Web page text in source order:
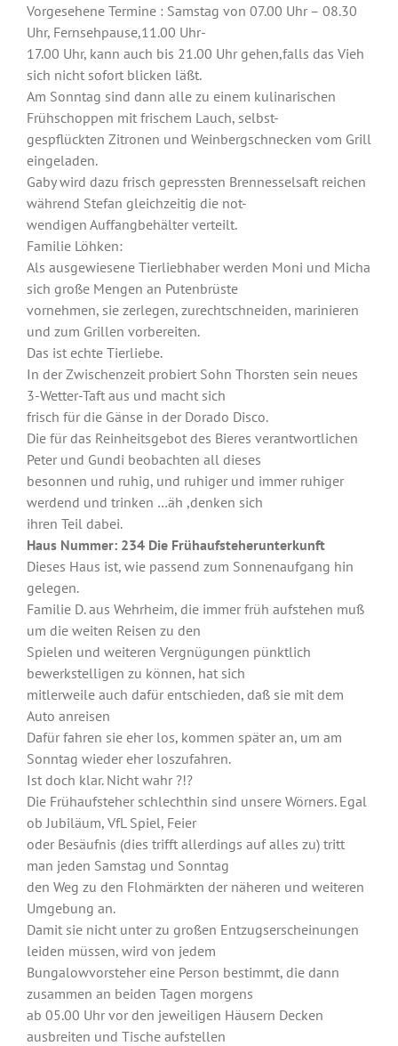
Vorgesehene Termine : Samstag von 07.00 Uhr – 08.30
Uhr, Fernsehpause,11.00 Uhr-
17.00 Uhr, kann auch bis 21.00 Uhr gehen,falls das Vieh
sich nicht sofort blicken läßt.
Am Sonntag sind dann alle zu einem kulinarischen
Frühschoppen mit frischem Lauch, selbst-
gespflückten Zitronen und Weinbergschnecken vom Grill
eingeladen.
Gaby wird dazu frisch gepressten Brennesselsaft reichen
während Stefan gleichzeitig die not-
wendigen Auffangbehälter verteilt.
Familie Löhken:
Als ausgewiesene Tierliebhaber werden Moni und Micha
sich große Mengen an Putenbrüste
vornehmen, sie zerlegen, zurechtschneiden, marinieren
und zum Grillen vorbereiten.
Das ist echte Tierliebe.
In der Zwischenzeit probiert Sohn Thorsten sein neues
3-Wetter-Taft aus und macht sich
frisch für die Gänse in der Dorado Disco.
Die für das Reinheitsgebot des Bieres verantwortlichen
Peter und Gundi beobachten all dieses
besonnen und ruhig, und ruhiger und immer ruhiger
werdend und trinken …äh ,denken sich
ihren Teil dabei.
Haus Nummer: 234 Die Frühaufsteherunterkunft
Dieses Haus ist, wie passend zum Sonnenaufgang hin
gelegen.
Familie D. aus Wehrheim, die immer früh aufstehen muß
um die weiten Reisen zu den
Spielen und weiteren Vergnügungen pünktlich
bewerkstelligen zu können, hat sich
mitlerweile auch dafür entschieden, daß sie mit dem
Auto anreisen
Dafür fahren sie eher los, kommen später an, um am
Sonntag wieder eher loszufahren.
Ist doch klar. Nicht wahr ?!?
Die Frühaufsteher schlechthin sind unsere Wörners. Egal
ob Jubiläum, VfL Spiel, Feier
oder Besäufnis (dies trifft allerdings auf alles zu) tritt
man jeden Samstag und Sonntag
den Weg zu den Flohmärkten der näheren und weiteren
Umgebung an.
Damit sie nicht unter zu großen Entzugserscheinungen
leiden müssen, wird von jedem
Bungalowvorsteher eine Person bestimmt, die dann
zusammen an beiden Tagen morgens
ab 05.00 Uhr vor den jeweiligen Häusern Decken
ausbreiten und Tische aufstellen